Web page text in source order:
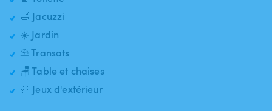
🛁 Jacuzzi
☀️ Jardin
⛱️ Transats
🪑 Table et chaises
🥏 Jeux d'extérieur